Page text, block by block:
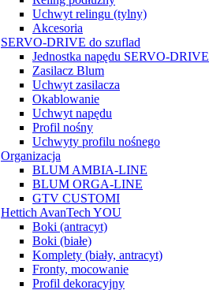
Uchwyt relingu (tylny)
Akcesoria
SERVO-DRIVE do szuflad
Jednostka napędu SERVO-DRIVE
Zasilacz Blum
Uchwyt zasilacza
Okablowanie
Uchwyt napędu
Profil nośny
Uchwyty profilu nośnego
Organizacja
BLUM AMBIA-LINE
BLUM ORGA-LINE
GTV CUSTOMI
Hettich AvanTech YOU
Boki (antracyt)
Boki (białe)
Komplety (biały, antracyt)
Fronty, mocowanie
Profil dekoracyjny